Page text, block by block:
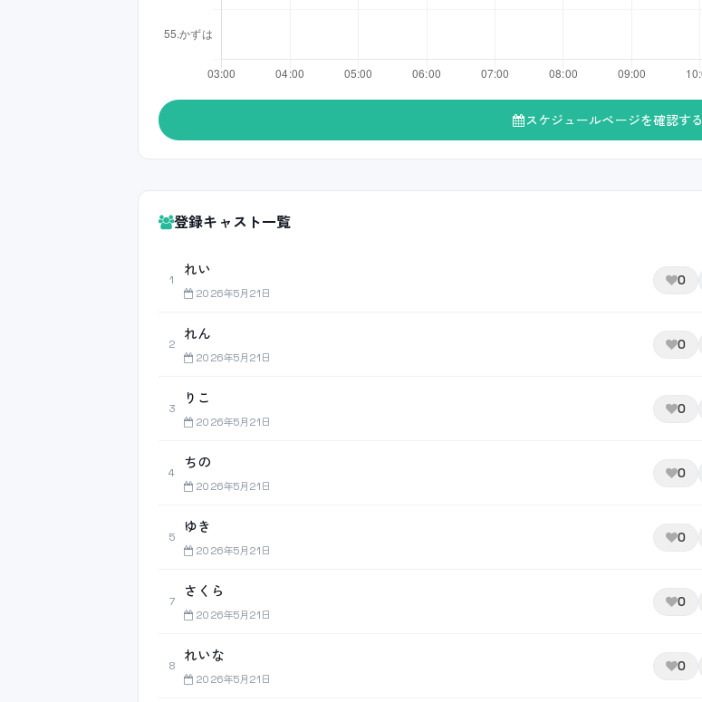
スケジュールページを確認する
登録キャスト一覧
1
れい
2026年5月21日
0
2
れん
2026年5月21日
0
3
りこ
2026年5月21日
0
4
ちの
2026年5月21日
0
5
ゆき
2026年5月21日
0
7
さくら
2026年5月21日
0
8
れいな
2026年5月21日
0